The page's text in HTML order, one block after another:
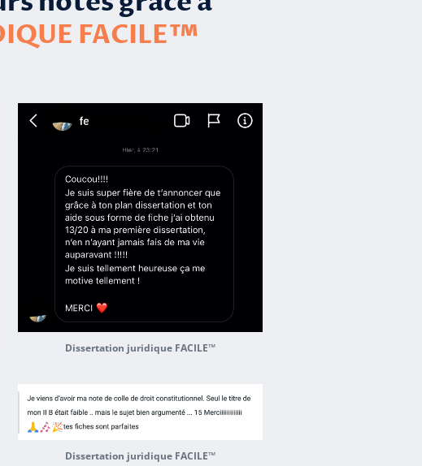
FACILE™
Dissertation juridique FACILE™
Dissertation juridique FACILE™